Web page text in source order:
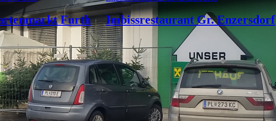
Furth Imbissrestaurant Gr. Enzersdorf